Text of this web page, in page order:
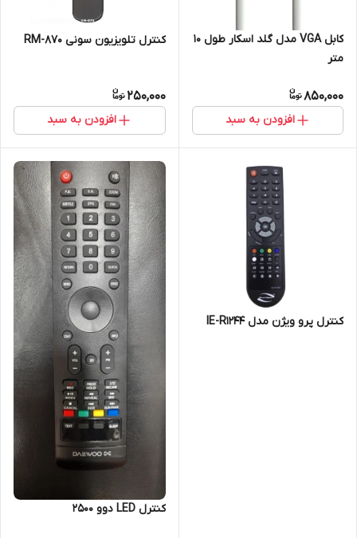
کابل VGA مدل گلد اسکار طول 10
متر
850,000
افزودن به سبد
کنترل تلویزیون سونی RM-870
250,000
افزودن به سبد
کنترل پرو ویژن مدل IE-R1244
کنترل LED دوو ۲۵۰۰